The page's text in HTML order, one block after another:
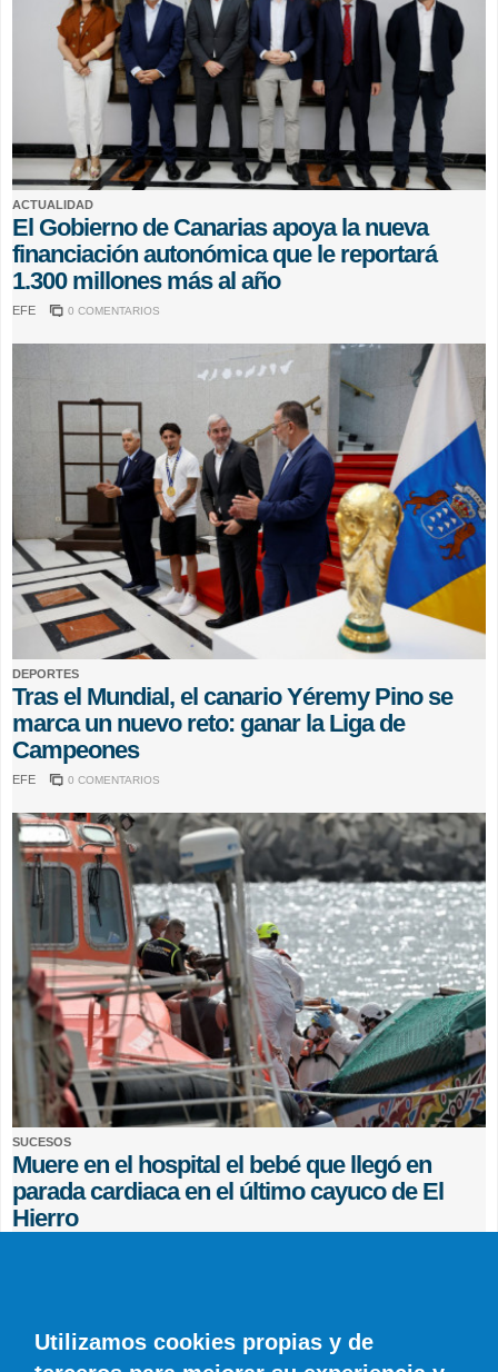
ACTUALIDAD
El Gobierno de Canarias apoya la nueva
financiación autonómica que le reportará
1.300 millones más al año
EFE 0 COMENTARIOS
DEPORTES
Tras el Mundial, el canario Yéremy Pino se
marca un nuevo reto: ganar la Liga de
Campeones
EFE 0 COMENTARIOS
SUCESOS
Muere en el hospital el bebé que llegó en
parada cardiaca en el último cayuco de El
Hierro
Utilizamos cookies propias y de